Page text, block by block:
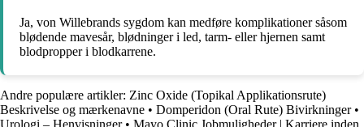
Ja, von Willebrands sygdom kan medføre komplikationer såsom
blødende mavesår, blødninger i led, tarm- eller hjernen samt
blodpropper i blodkarrene.
Andre populære artikler: Zinc Oxide (Topikal Applikationsrute)
Beskrivelse og mærkenavne • Domperidon (Oral Rute) Bivirkninger•
Urologi – Henvisninger • Mayo Clinic Jobmuligheder | Karriere inden